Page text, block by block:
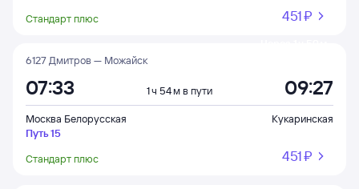
Стандарт плюс 451 ⁠₽
6127 Дмитров — Можайск
07:33 1 ч 54 м в пути 09:27
Москва Белорусская
Путь 15
Кукаринская
Стандарт плюс 451 ⁠₽